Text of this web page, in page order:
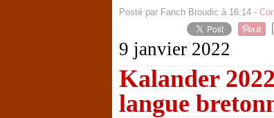
Posté par Fanch Broudic à 16:14 -
9 janvier 2022
Kalander
langue